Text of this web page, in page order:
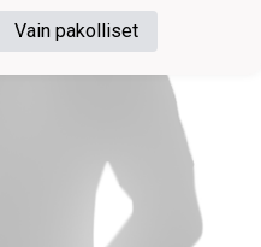
Vain pakolliset